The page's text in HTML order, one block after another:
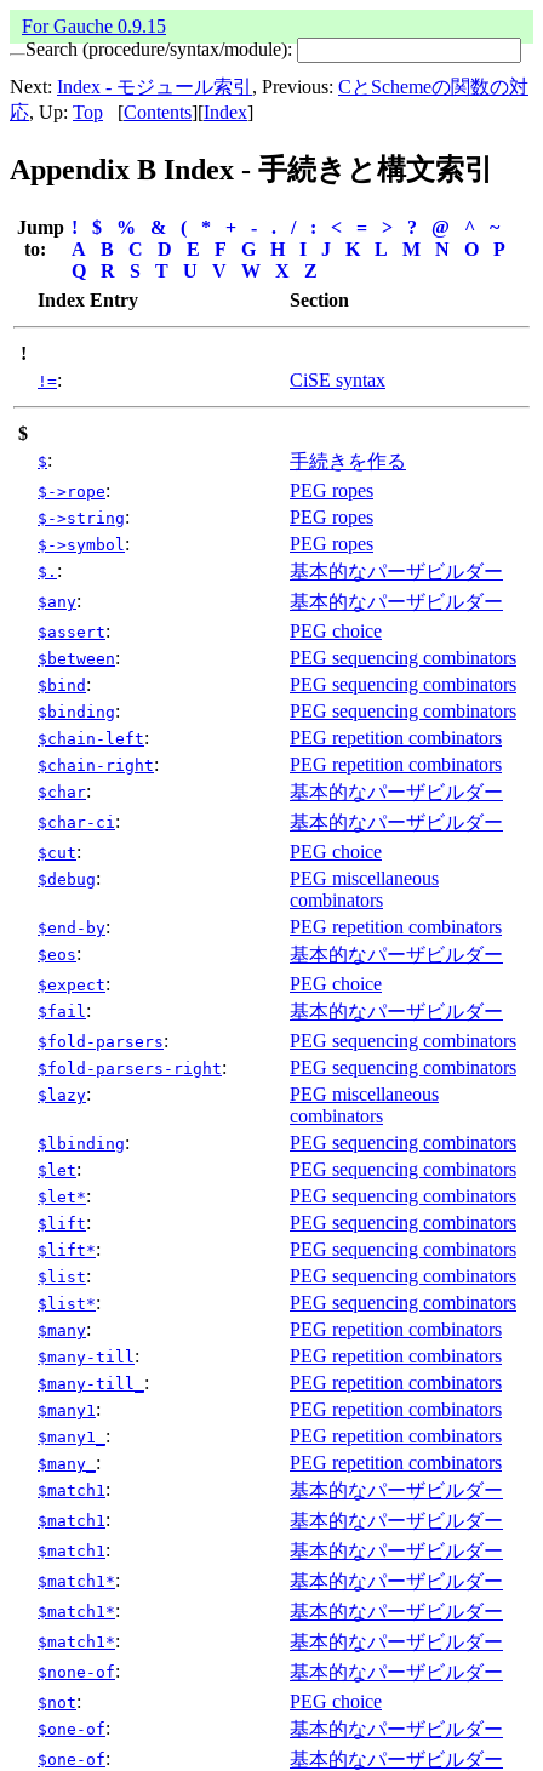
For Gauche 0.9.15
Search (procedure/syntax/module):
Next: Index - モジュール索引 , Previous: CとSchemeの関数の対
応, Up: Top [Contents][Index]
Appendix B Index - 手続きと構文索引
Jump
to:
! $ % & ( * + - . / : < = > ? @ ^
~
A
B C D E F G H I J K L M N O
P
Q
R S T U V W X
Z
Index Entry
Section
!
!=: CiSE syntax
$
$: 手続きを作る
$->rope: PEG ropes
$->string: PEG ropes
$->symbol : PEG ropes
$. : 基本的なパーザビルダー
$any: 基本的なパーザビルダー
$assert: PEG choice
$between: PEG sequencing combinators
$bind : PEG sequencing combinators
$binding: PEG sequencing combinators
$chain-left: PEG repetition combinators
$chain-right: PEG repetition combinators
$char: 基本的なパーザビルダー
$char-ci : 基本的なパーザビルダー
$cut: PEG choice
$debug:
PEG miscellaneous
combinators
$end-by: PEG repetition combinators
$eos: 基本的なパーザビルダー
$expect: PEG choice
$fail : 基本的なパーザビルダー
$fold-parsers: PEG sequencing combinators
$fold-parsers-right: PEG sequencing combinators
$lazy:
PEG miscellaneous
combinators
$lbinding: PEG sequencing combinators
$let: PEG sequencing combinators
$let*: PEG sequencing combinators
$lift: PEG sequencing combinators
$lift*: PEG sequencing combinators
$list: PEG sequencing combinators
$list*: PEG sequencing combinators
$many: PEG repetition combinators
$many-till : PEG repetition combinators
$many-till_ : PEG repetition combinators
$many1 : PEG repetition combinators
$many1_ : PEG repetition combinators
$many_ : PEG repetition combinators
$match1 : 基本的なパーザビルダー
$match1 : 基本的なパーザビルダー
$match1 : 基本的なパーザビルダー
$match1*: 基本的なパーザビルダー
$match1*: 基本的なパーザビルダー
$match1*: 基本的なパーザビルダー
$none-of: 基本的なパーザビルダー
$not: PEG choice
$one-of: 基本的なパーザビルダー
$one-of: 基本的なパーザビルダー